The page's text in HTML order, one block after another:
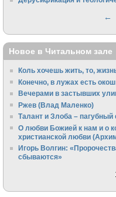
←
Новое в Читальном зале
Коль хочешь жить, то,
Конечно, в лужах есть
Вечерами в застывших
Ржев (Влад Маленко)
Талант и Злоба – пагубный
О любви Божией к нам и о
христианской любви
Игорь Волгин:
сбываются»